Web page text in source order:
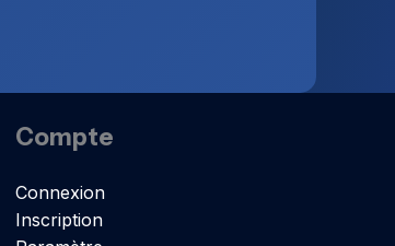
Compte
Connexion
Inscription